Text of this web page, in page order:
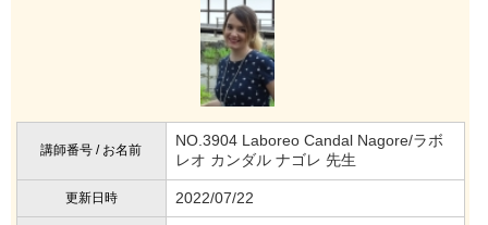
講師番号 / お名前
NO.3904 Laboreo Candal Nagore/ラボ
レオ カンダル ナゴレ 先生
更新日時 2022/07/22